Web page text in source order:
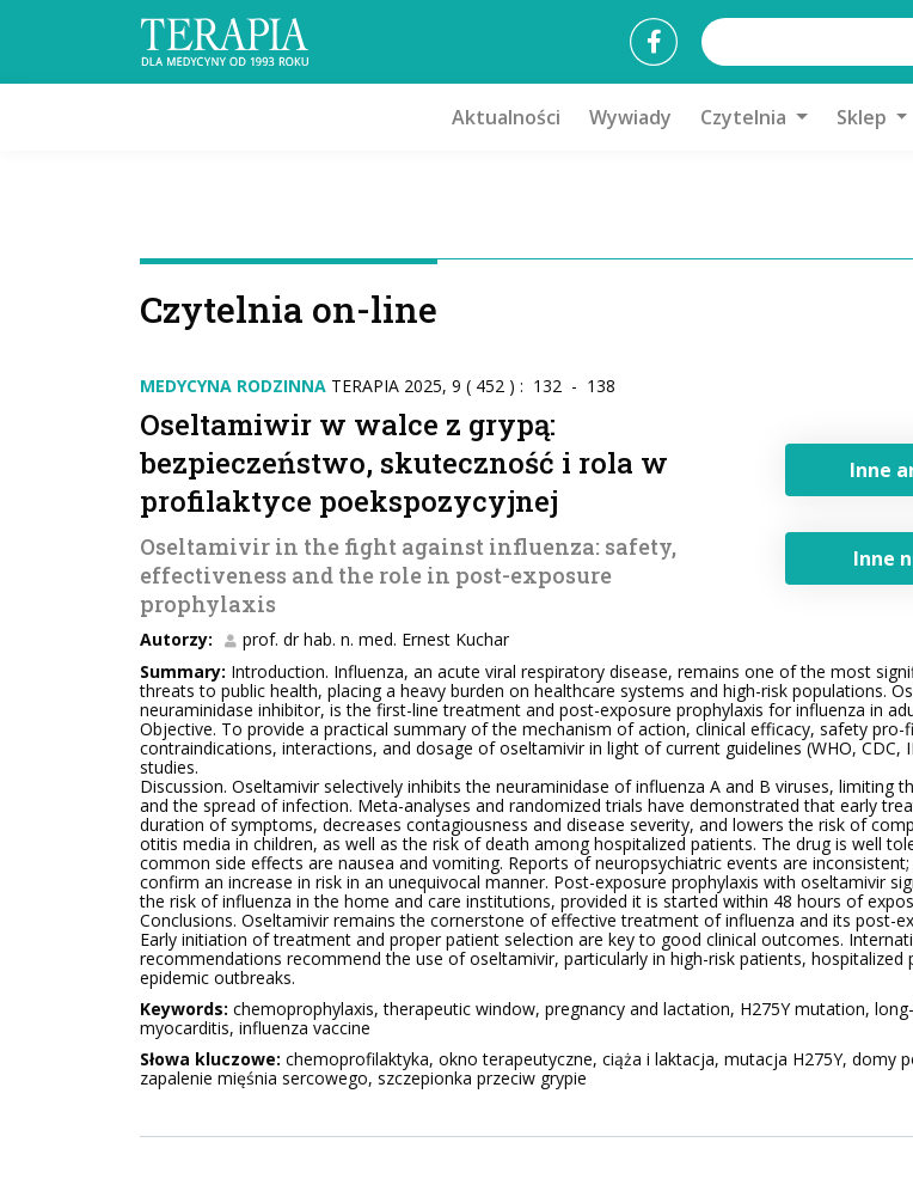
Aktualności Wywiady Czytelnia Sklep
Czytelnia on-line
MEDYCYNA RODZINNA TERAPIA 2025, 9 ( 452 ) : 132 - 138
Oseltamiwir w walce z grypą:
bezpieczeństwo, skuteczność i rola w
profilaktyce poekspozycyjnej
Oseltamivir in the fight against influenza: safety,
effectiveness and the role in post-exposure
prophylaxis
Autorzy: prof. dr hab. n. med. Ernest Kuchar
Inne
Inne
Summary: Introduction. Influenza, an acute viral respiratory disease, remains one of the most
threats to public health, placing a heavy burden on healthcare systems and high-risk populations.
neuraminidase inhibitor, is the first-line treatment and post-exposure prophylaxis for influenza in
Objective. To provide a practical summary of the mechanism of action, clinical efficacy, safety pro-
contraindications, interactions, and dosage of oseltamivir in light of current guidelines (WHO, CDC,
studies.
Discussion. Oseltamivir selectively inhibits the neuraminidase of influenza A and B viruses, limiting
and the spread of infection. Meta-analyses and randomized trials have demonstrated that early
duration of symptoms, decreases contagiousness and disease severity, and lowers the risk of
otitis media in children, as well as the risk of death among hospitalized patients. The drug is well
common side effects are nausea and vomiting. Reports of neuropsychiatric events are
confirm an increase in risk in an unequivocal manner. Post-exposure prophylaxis with oseltamivir
the risk of influenza in the home and care institutions, provided it is started within 48 hours of
Conclusions. Oseltamivir remains the cornerstone of effective treatment of influenza and its post-
Early initiation of treatment and proper patient selection are key to good clinical outcomes.
recommendations recommend the use of oseltamivir, particularly in high-risk patients, hospitalized
epidemic outbreaks.
Keywords: chemoprophylaxis, therapeutic window, pregnancy and lactation, H275Y mutation,
myocarditis, influenza vaccine
Słowa kluczowe: chemoprofilaktyka, okno terapeutyczne, ciąża i laktacja, mutacja H275Y, domy
zapalenie mięśnia sercowego, szczepionka przeciw grypie